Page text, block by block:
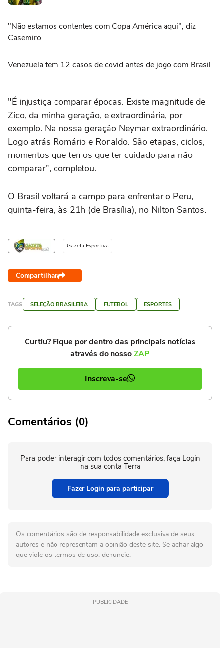
"Não estamos contentes com Copa América aqui", diz
Casemiro
Venezuela tem 12 casos de covid antes de jogo com Brasil
"É injustiça comparar épocas. Existe magnitude de
Zico, da minha geração, e extraordinária, por
exemplo. Na nossa geração Neymar extraordinário.
Logo atrás Romário e Ronaldo. São etapas, ciclos,
momentos que temos que ter cuidado para não
comparar", completou.
O Brasil voltará a campo para enfrentar o Peru,
quinta-feira, às 21h (de Brasília), no Nilton Santos.
Gazeta Esportiva
Compartilhar
TAGS SELEÇÃO BRASILEIRA FUTEBOL ESPORTES
Curtiu? Fique por dentro das principais notícias
através do nossoZAP
Inscreva-se
Comentários (0)
Para poder interagir com todos comentários, faça Login
na sua conta Terra
Fazer Login para participar
Os comentários são de responsabilidade exclusiva de seus
autores e não representam a opinião deste site. Se achar algo
que viole os termos de uso, denuncie.
PUBLICIDADE